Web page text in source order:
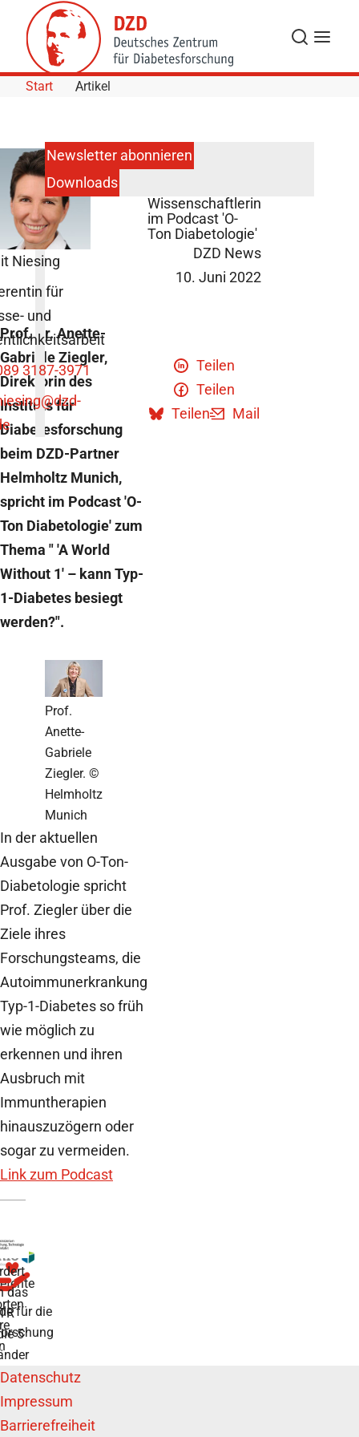
Skip to Content
Suche
Start Artikel
Wissenschaftlerin
im Podcast 'O-
Ton Diabetologie'
DZD News
10. Juni 2022
Prof. Dr. Anette-
Gabriele Ziegler,
Direktorin des
Instituts für
Diabetesforschung
beim DZD-Partner
Helmholtz Munich,
spricht im Podcast 'O-
Ton Diabetologie' zum
Thema " 'A World
Without 1' – kann Typ-
1-Diabetes besiegt
werden?".
Prof.
Anette-
Gabriele
Ziegler. ©
Helmholtz
Munich
In der aktuellen
Ausgabe von O-Ton-
Diabetologie spricht
Prof. Ziegler über die
Ziele ihres
Forschungsteams, die
Autoimmunerkrankung
Typ-1-Diabetes so früh
wie möglich zu
erkennen und ihren
Ausbruch mit
Immuntherapien
hinauszuzögern oder
sogar zu vermeiden.
Link zum Podcast
Teilen
Teilen
Teilen
Mail
Niesing
für
und
3187-3971
@dzd-
Newsletter abonnieren
Downloads
für die
das
5
Datenschutz
Impressum
Barrierefreiheit